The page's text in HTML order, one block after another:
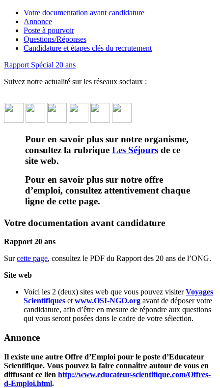
Poste à pourvoir : Responsable du Développement au Canada
de l'ONG Objectif Sciences International.
détaillé plus bas ↓
Votre documentation avant candidature
Annonce
Poste à pourvoir
Questions/Réponses
Candidature et étapes clés du recrutement
Rapport Spécial 20 ans
Suivez notre actualité sur les réseaux sociaux :
Pour en savoir plus sur notre organisme,
consultez la rubrique Les Séjours de ce
site web.
Pour en savoir plus sur notre offre
d’emploi, consultez attentivement chaque
ligne de cette page.
Votre documentation avant candidature
Rapport 20 ans
Surcette page, consultez le PDF du Rapport des 20 ans de l’ONG.
Site web
Voici les 2 (deux) sites web que vous pouvez visiterVoyages
Scientifiques et www.OSI-NGO.org avant de déposer votre
candidature, afin d’être en mesure de répondre aux questions
qui vous seront posées dans le cadre de votre sélection.
Annonce
Il existe une autre Offre d’Emploi pour le poste d’Educateur
Scientifique. Vous pouvez la faire connaître autour de vous en
diffusant ce lien http://www.educateur-scientifique.com/Offres-
d-Emploi.html.